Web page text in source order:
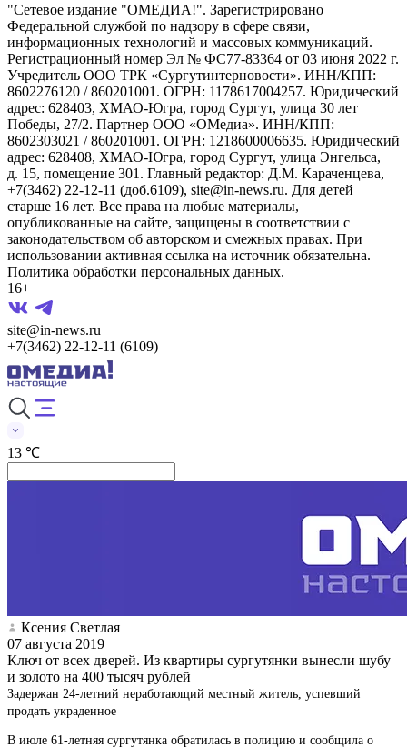
"Сетевое издание "ОМЕДИА!". Зарегистрировано
Федеральной службой по надзору в сфере связи,
информационных технологий и массовых коммуникаций.
Регистрационный номер Эл № ФС77-83364 от 03 июня 2022 г.
Учредитель ООО ТРК «Сургутинтерновости». ИНН/КПП:
8602276120 / 860201001. ОГРН: 1178617004257. Юридический
адрес: 628403, ХМАО-Югра, город Сургут, улица 30 лет
Победы, 27/2. Партнер ООО «ОМедиа». ИНН/КПП:
8602303021 / 860201001. ОГРН: 1218600006635. Юридический
адрес: 628408, ХМАО-Югра, город Сургут, улица Энгельса,
д. 15, помещение 301. Главный редактор: Д.М. Караченцева,
+7(3462) 22-12-11 (доб.6109), site@in-news.ru. Для детей
старше 16 лет. Все права на любые материалы,
опубликованные на сайте, защищены в соответствии с
законодательством об авторском и смежных правах. При
использовании активная ссылка на источник обязательна.
Политика обработки персональных данных.
16+
site@in-news.ru
+7(3462) 22-12-11 (6109)
13 ℃
Ксения Светлая
07 августа 2019
Ключ от всех дверей. Из квартиры сургутянки вынесли шубу
и золото на 400 тысяч рублей
Задержан 24-летний неработающий местный житель, успевший
продать украденное
В июле 61-летняя сургутянка обратилась в полицию и сообщила о